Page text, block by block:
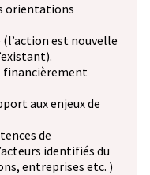
orientations
(l’action est nouvelle
financièrement
aux enjeux de
de
identifiés du
entreprises etc. )